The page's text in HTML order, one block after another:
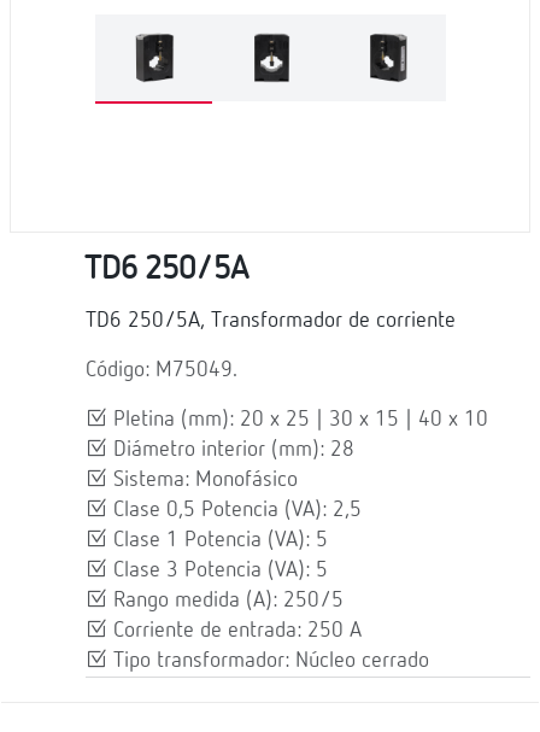
TD6 250/5A
TD6 250/5A, Transformador de corriente
Código: M75049.
Pletina (mm): 20 x 25 | 30 x 15 | 40 x 10
Diámetro interior (mm): 28
Sistema: Monofásico
Clase 0,5 Potencia (VA): 2,5
Clase 1 Potencia (VA): 5
Clase 3 Potencia (VA): 5
Rango medida (A): 250/5
Corriente de entrada: 250 A
Tipo transformador: Núcleo cerrado